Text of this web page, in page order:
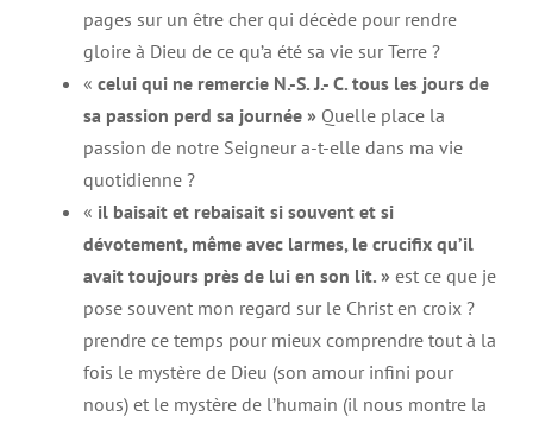
pages sur un être cher qui décède pour rendre
gloire à Dieu de ce qu’a été sa vie sur Terre ?
« celui qui ne remercie N.-S. J.- C. tous les jours de
sa passion perd sa journée » Quelle place la
passion de notre Seigneur a-t-elle dans ma vie
quotidienne ?
« il baisait et rebaisait si souvent et si
dévotement, même avec larmes, le crucifix qu’il
avait toujours près de lui en son lit. » est ce que je
pose souvent mon regard sur le Christ en croix ?
prendre ce temps pour mieux comprendre tout à la
fois le mystère de Dieu (son amour infini pour
nous) et le mystère de l’humain (il nous montre la